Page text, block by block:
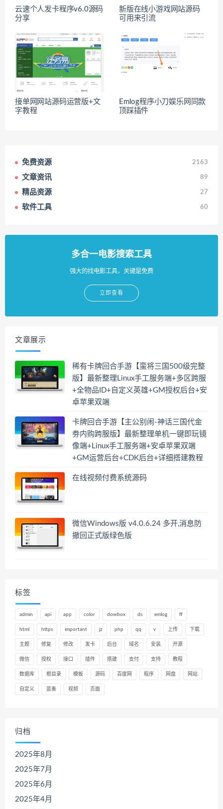
云速个人发卡程序v6.0源码
分享
新版在线小游戏网站源码
可用来引流
接单网网站源码运营版+文
字教程
Emlog程序小刀娱乐网同款
顶踩插件
免费资源 2163
文章资讯 89
精品资源 27
软件工具 60
多合一电影搜索工具
强大的找电影工具，关键是免费
立即查看
文章展示
稀有卡牌回合手游【蛮将三国500级完整
版】最新整理Linux手工服务端+多区跨服
+全物品ID+自定义英雄+GM授权后台+安
卓苹果双端
卡牌回合手游【主公别闹-神话三国代金
劵内购跨服版】最新整理单机一键即玩镜
像端+Linux手工服务端+安卓苹果双端
+GM运营后台+CDK后台+详细搭建教程
在线视频付费系统源码
微信Windows版 v4.0.6.24 多开,消息防
撤回正式版绿色版
标签
admin api app color dowbox ds emlog ff
html https important jz php qq v 上传 下载
主题 修复 修改 发卡 后台 域名 安装 开源
微信 授权 接口 插件 搭建 支付 支持 教程
数据库 根目录 模板 源码 百度网 程序 网盘 网站
自定义 蓝奏 视频 页面
归档
2025年8月
2025年7月
2025年6月
2025年4月